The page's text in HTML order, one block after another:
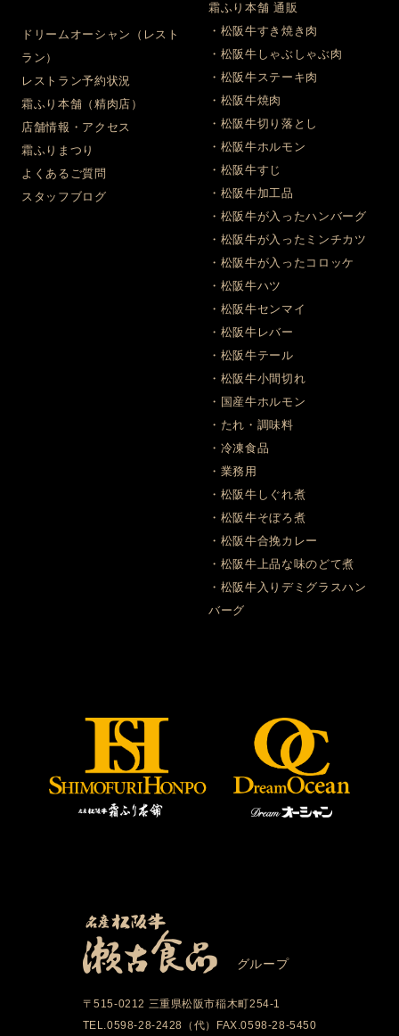
ドリームオーシャン（レスト
ラン）
レストラン予約状況
霜ふり本舗（精肉店）
店舗情報・アクセス
霜ふりまつり
よくあるご質問
スタッフブログ
霜ふり本舗 通販
・松阪牛すき焼き肉
・松阪牛しゃぶしゃぶ肉
・松阪牛ステーキ肉
・松阪牛焼肉
・松阪牛切り落とし
・松阪牛ホルモン
・松阪牛すじ
・松阪牛加工品
・松阪牛が入ったハンバーグ
・松阪牛が入ったミンチカツ
・松阪牛が入ったコロッケ
・松阪牛ハツ
・松阪牛センマイ
・松阪牛レバー
・松阪牛テール
・松阪牛小間切れ
・国産牛ホルモン
・たれ・調味料
・冷凍食品
・業務用
・松阪牛しぐれ煮
・松阪牛そぼろ煮
・松阪牛合挽カレー
・松阪牛上品な味のどて煮
・松阪牛入りデミグラスハン
バーグ
グループ
〒515-0212 三重県松阪市稲木町254-1
TEL.0598-28-2428（代）FAX.0598-28-5450